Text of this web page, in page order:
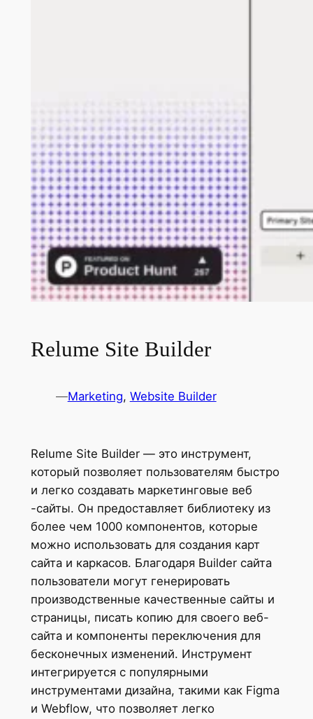
Relume Site Builder
—Marketing, Website Builder
Relume Site Builder — это инструмент,
который позволяет пользователям быстро
и легко создавать маркетинговые веб
-сайты. Он предоставляет библиотеку из
более чем 1000 компонентов, которые
можно использовать для создания карт
сайта и каркасов. Благодаря Builder сайта
пользователи могут генерировать
производственные качественные сайты и
страницы, писать копию для своего веб-
сайта и компоненты переключения для
бесконечных изменений. Инструмент
интегрируется с популярными
инструментами дизайна, такими как Figma
и Webflow, что позволяет легко